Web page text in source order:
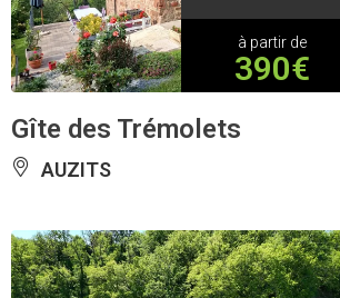
à partir de
390€
Gîte des Trémolets
AUZITS